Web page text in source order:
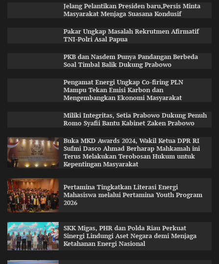
Jelang Pelantikan Presiden baru,Persis Minta
Masyarakat Menjaga Suasana Kondusif
Pakar Ungkap Masalah Rekrutmen Afirmatif
TNI-Polri Asal Papua
PKB dan Nasdem Punya Pandangan Berbeda
Soal Timbal Balik Dukung Prabowo
Pengamat Energi Ungkap Co-firing PLN
Mampu Tekan Emisi Karbon dan
Mengembangkan Ekonomi Masyarakat
Miliki Integritas, Setia Prabowo Dukung Penuh
Romo Syafii Bantu Kabinet Zaken Prabowo
Buka MKD Awards 2024, Wakil Ketua DPR RI
Sufmi Dasco Ahmad Berharap Mahkamah ini
Terus Melakukan Terobosan Hukum untuk
Kepentingan Masyarakat
Pertamina Tingkatkan Literasi Energi
Mahasiswa melalui Pertamina Youth Program
2026
SKK Migas, PHR dan Polda Riau Perkuat
Sinergi Lindungi Aset Negara demi Menjaga
Ketahanan Energi Nasional